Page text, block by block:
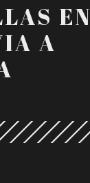
EN
A